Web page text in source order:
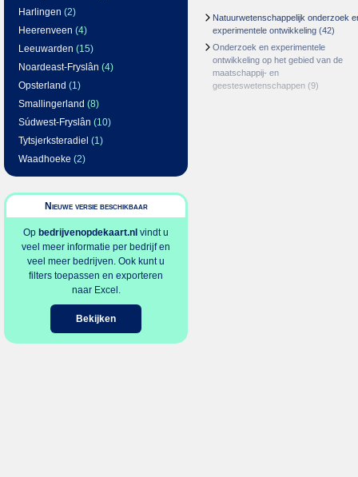
Harlingen (2)
Heerenveen (4)
Leeuwarden (15)
Noardeast-Fryslân (4)
Opsterland (1)
Smallingerland (8)
Súdwest-Fryslân (10)
Tytsjerksteradiel (1)
Waadhoeke (2)
Nieuwe versie beschikbaar
Op bedrijvenopdekaart.nl vindt u
veel meer informatie per bedrijf en
veel meer bedrijven. Ook kunt u
filters toepassen en exporteren
naar Excel.
Bekijken
Natuurwetenschappelijk onderzoek
experimentele ontwikkeling (42)
Onderzoek en experimentele
ontwikkeling op het gebied van de
maatschappij- en
geesteswetenschappen (9)